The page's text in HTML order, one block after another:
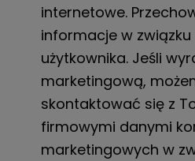
internetowe.
informacje w
użytkownika. Jeśli
marketingową,
skontaktować się z
firmowymi danymi
marketingowych w